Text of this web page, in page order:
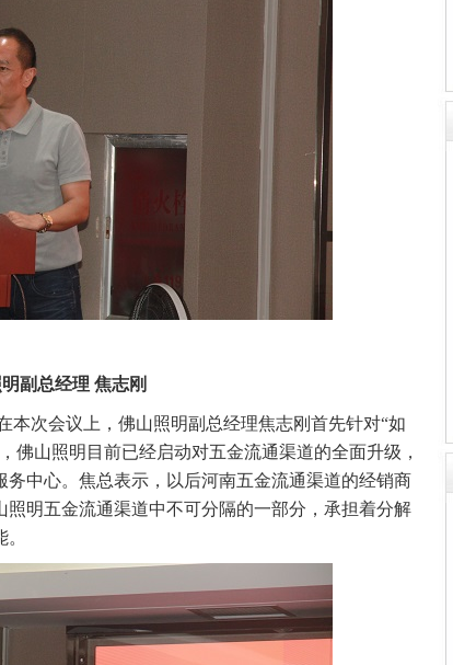
副总经理 焦志刚
本次会议上，佛山照明副总经理焦志刚首先针对“如
佛山照明目前已经启动对五金流通渠道的全面升级，
中心。焦总表示，以后河南五金流通渠道的经销商
明五金流通渠道中不可分隔的一部分，承担着分解
。